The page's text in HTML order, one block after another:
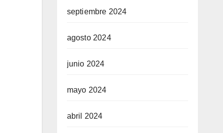
septiembre 2024
agosto 2024
junio 2024
mayo 2024
abril 2024